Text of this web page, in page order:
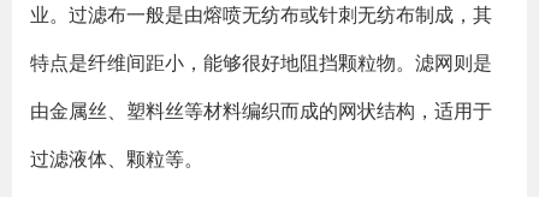
业。过滤布一般是由熔喷无纺布或针刺无纺布制成，其
特点是纤维间距小，能够很好地阻挡颗粒物。滤网则是
由金属丝、塑料丝等材料编织而成的网状结构，适用于
过滤液体、颗粒等。